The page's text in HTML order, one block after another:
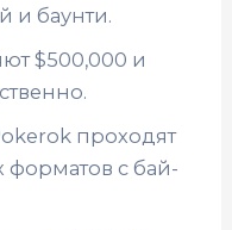
и баунти.
$500,000 и
проходят
форматов с бай-